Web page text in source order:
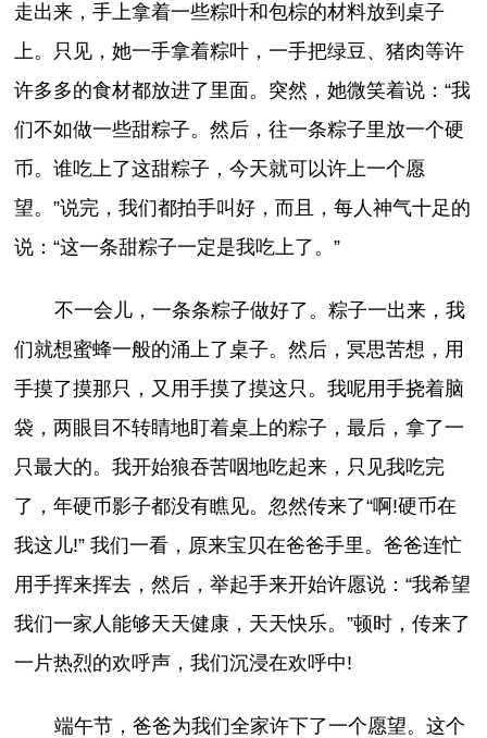
走出来，手上拿着一些粽叶和包棕的材料放到桌子
上。只见，她一手拿着粽叶，一手把绿豆、猪肉等许
许多多的食材都放进了里面。突然，她微笑着说：“我
们不如做一些甜粽子。然后，往一条粽子里放一个硬
币。谁吃上了这甜粽子，今天就可以许上一个愿
望。”说完，我们都拍手叫好，而且，每人神气十足的
说：“这一条甜粽子一定是我吃上了。”
不一会儿，一条条粽子做好了。粽子一出来，我
们就想蜜蜂一般的涌上了桌子。然后，冥思苦想，用
手摸了摸那只，又用手摸了摸这只。我呢用手挠着脑
袋，两眼目不转睛地盯着桌上的粽子，最后，拿了一
只最大的。我开始狼吞苦咽地吃起来，只见我吃完
了，年硬币影子都没有瞧见。忽然传来了“啊!硬币在
我这儿!” 我们一看，原来宝贝在爸爸手里。爸爸连忙
用手挥来挥去，然后，举起手来开始许愿说：“我希望
我们一家人能够天天健康，天天快乐。”顿时，传来了
一片热烈的欢呼声，我们沉浸在欢呼中!
端午节，爸爸为我们全家许下了一个愿望。这个